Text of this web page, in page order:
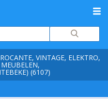
VINTAGE, ELEKTRO,
(6107)